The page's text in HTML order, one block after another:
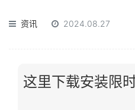
资讯 2024.08.27
这里下载安装限